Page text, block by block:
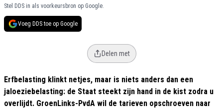
Stel DDS in als voorkeursbron op Google.
Voeg DDS toe op Google
Delen met
Erfbelasting klinkt netjes, maar is niets anders dan een
jaloeziebelasting: de Staat steekt zijn hand in de kist zodra u
overlijdt. GroenLinks-PvdA wil de tarieven opschroeven naar